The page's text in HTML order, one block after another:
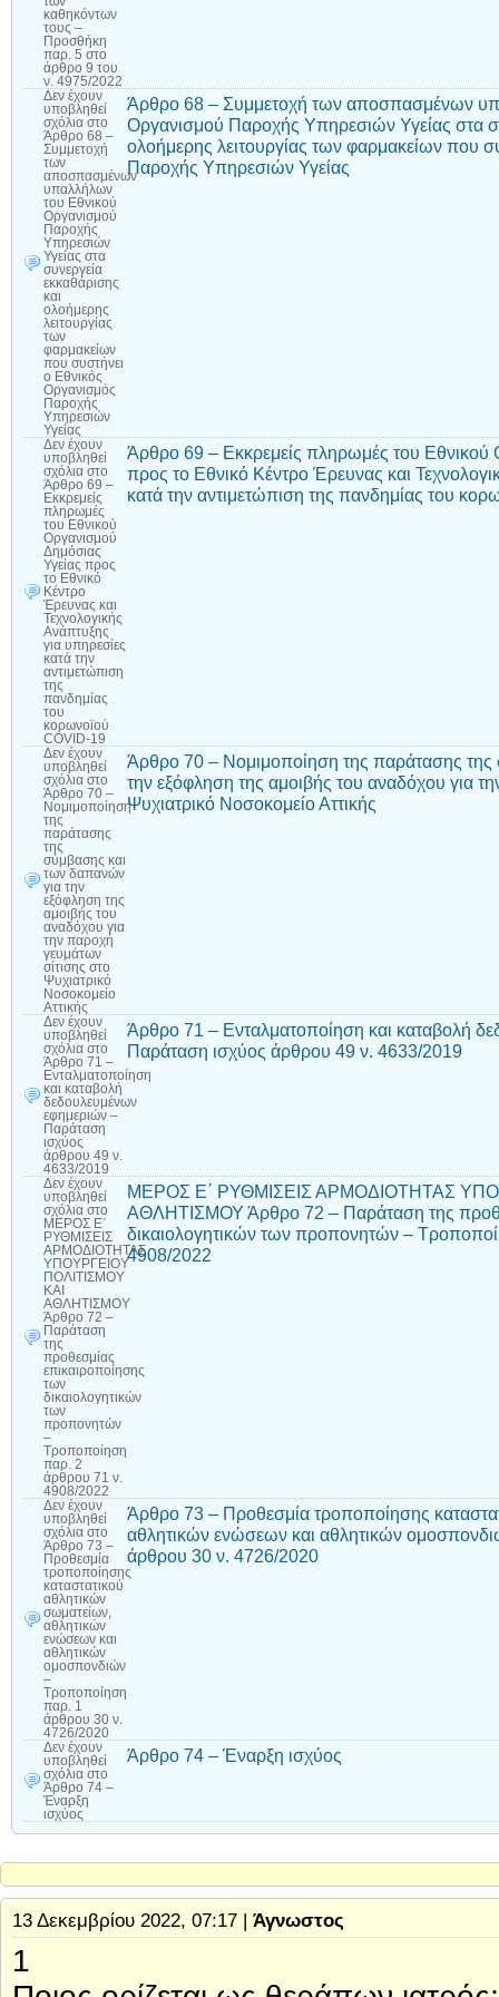
καθηκόντων
τους –
Προσθήκη
παρ. 5 στο
άρθρο 9 του
ν. 4975/2022
Δεν έχουν
υποβληθεί
σχόλια στο
Άρθρο 68 –
Συμμετοχή
των
αποσπασμένων
υπαλλήλων
του Εθνικού
Οργανισμού
Παροχής
Υπηρεσιών
Υγείας στα
συνεργεία
εκκαθάρισης
και
ολοήμερης
λειτουργίας
των
φαρμακείων
που συστήνει
ο Εθνικός
Οργανισμός
Παροχής
Υπηρεσιών
Υγείας
Άρθρο 68 – Συμμετοχή των αποσπασμένων
Οργανισμού Παροχής Υπηρεσιών Υγείας στα
ολοήμερης λειτουργίας των φαρμακείων που
Παροχής Υπηρεσιών Υγείας
Δεν έχουν
υποβληθεί
σχόλια στο
Άρθρο 69 –
Εκκρεμείς
πληρωμές
του Εθνικού
Οργανισμού
Δημόσιας
Υγείας προς
το Εθνικό
Κέντρο
Έρευνας και
Τεχνολογικής
Ανάπτυξης
για υπηρεσίες
κατά την
αντιμετώπιση
της
πανδημίας
του
κορωνοϊού
COVID-19
Άρθρο 69 – Εκκρεμείς πληρωμές του Εθνικού
προς το Εθνικό Κέντρο Έρευνας και
κατά την αντιμετώπιση της πανδημίας του
Δεν έχουν
υποβληθεί
σχόλια στο
Άρθρο 70 –
Νομιμοποίηση
της
παράτασης
της
σύμβασης και
των δαπανών
για την
εξόφληση της
αμοιβής του
αναδόχου για
την παροχή
γευμάτων
σίτισης στο
Ψυχιατρικό
Νοσοκομείο
Αττικής
Άρθρο 70 – Νομιμοποίηση της παράτασης
την εξόφληση της αμοιβής του αναδόχου για
Ψυχιατρικό Νοσοκομείο Αττικής
Δεν έχουν
υποβληθεί
σχόλια στο
Άρθρο 71 –
Ενταλματοποίηση
και καταβολή
δεδουλευμένων
εφημεριών –
Παράταση
ισχύος
άρθρου 49 ν.
4633/2019
Άρθρο 71 – Ενταλματοποίηση και καταβολή
Παράταση ισχύος άρθρου 49 ν. 4633/2019
Δεν έχουν
υποβληθεί
σχόλια στο
ΜΕΡΟΣ Ε΄
ΡΥΘΜΙΣΕΙΣ
ΑΡΜΟΔΙΟΤΗΤΑΣ
ΥΠΟΥΡΓΕΙΟΥ
ΠΟΛΙΤΙΣΜΟΥ
ΚΑΙ
ΑΘΛΗΤΙΣΜΟΥ
Άρθρο 72 –
Παράταση
της
προθεσμίας
επικαιροποίησης
των
δικαιολογητικών
των
προπονητών
–
Τροποποίηση
παρ. 2
άρθρου 71 ν.
4908/2022
ΜΕΡΟΣ Ε΄ ΡΥΘΜΙΣΕΙΣ ΑΡΜΟΔΙΟΤΗΤΑΣ
ΑΘΛΗΤΙΣΜΟΥ Άρθρο 72 – Παράταση της
δικαιολογητικών των προπονητών –
4908/2022
Δεν έχουν
υποβληθεί
σχόλια στο
Άρθρο 73 –
Προθεσμία
τροποποίησης
καταστατικού
αθλητικών
σωματείων,
αθλητικών
ενώσεων και
αθλητικών
ομοσπονδιών
–
Τροποποίηση
παρ. 1
άρθρου 30 ν.
4726/2020
Άρθρο 73 – Προθεσμία τροποποίησης
αθλητικών ενώσεων και αθλητικών
άρθρου 30 ν. 4726/2020
Δεν έχουν
υποβληθεί
σχόλια στο
Άρθρο 74 –
Έναρξη
ισχύος
Άρθρο 74 – Έναρξη ισχύος
13 Δεκεμβρίου 2022, 07:17 | Άγνωστος
1